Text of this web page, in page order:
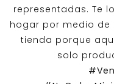
representadas. Te
hogar por medio de
tienda porque
solo